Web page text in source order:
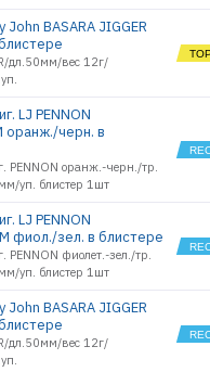
John BASARA JIGGER
дл.50мм/вес 12г/
LJ PENNON
оранж./черн. в
PENNON оранж.-черн./тр.
уп. блистер 1шт
LJ PENNON
фиол./зел. в блистере
фиолет.-зел./тр.
уп. блистер 1шт
John BASARA JIGGER
дл.50мм/вес 12г/